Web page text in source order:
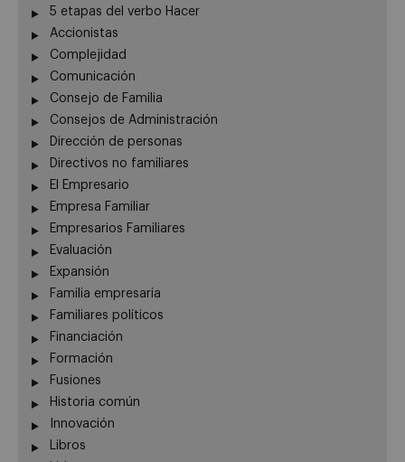
5 etapas del verbo Hacer
Accionistas
Complejidad
Comunicación
Consejo de Familia
Consejos de Administración
Dirección de personas
Directivos no familiares
El Empresario
Empresa Familiar
Empresarios Familiares
Evaluación
Expansión
Familia empresaria
Familiares políticos
Financiación
Formación
Fusiones
Historia común
Innovación
Libros